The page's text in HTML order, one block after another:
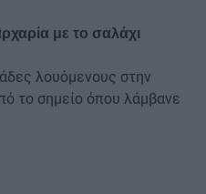
με το σαλάχι
λουόμενους στην
το σημείο όπου λάμβανε